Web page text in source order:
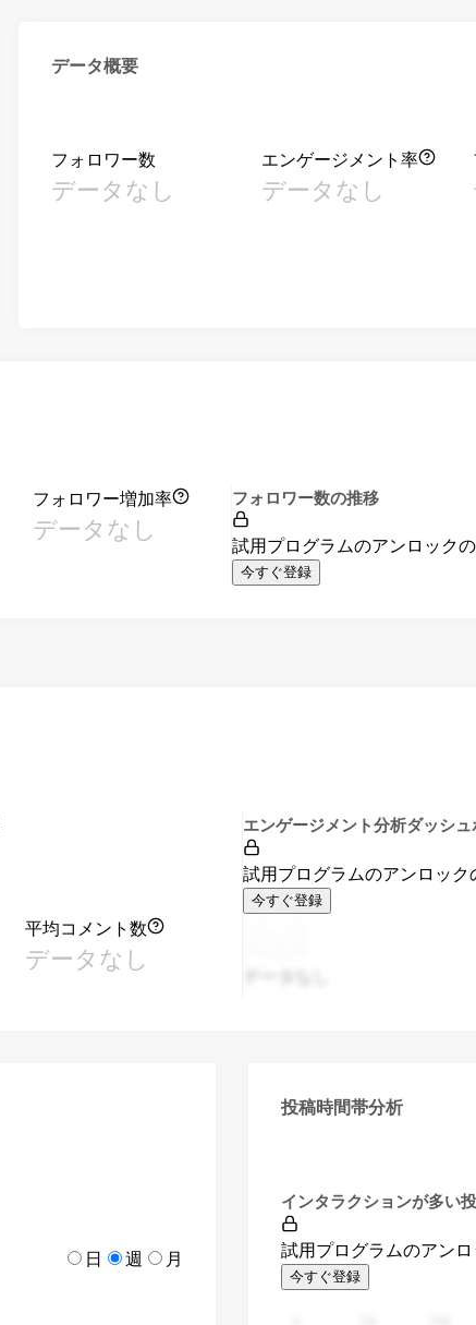
データ概要
フォロワー数
データなし
エンゲージメント率
データなし
フォロワー増加率
データなし
フォロワー数の推移
試用プログラムのアンロックの
今すぐ登録
平均コメント数
データなし
エンゲージメント分析ダッシュ
試用プログラムのアンロック
今すぐ登録
日 週 月
投稿時間帯分析
インタラクションが多い
試用プログラムのアンロ
今すぐ登録